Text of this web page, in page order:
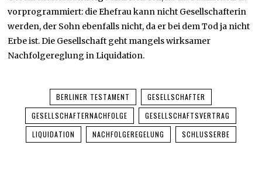
vorprogrammiert: die Ehefrau kann nicht Gesellschafterin
werden, der Sohn ebenfalls nicht, da er bei dem Tod ja nicht
Erbe ist. Die Gesellschaft geht mangels wirksamer
Nachfolgereglung in Liquidation.
BERLINER TESTAMENT
GESELLSCHAFTER
GESELLSCHAFTERNACHFOLGE
GESELLSCHAFTSVERTRAG
LIQUIDATION
NACHFOLGEREGELUNG SCHLUSSERBE